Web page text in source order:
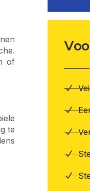
of
te